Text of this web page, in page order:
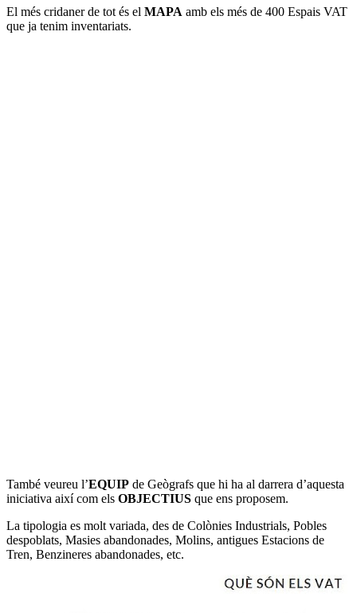
El més cridaner de tot és el MAPA amb els més de 400 Espais VAT
que ja tenim inventariats.
També veureu l’EQUIP de Geògrafs que hi ha al darrera d’aquesta
iniciativa així com els OBJECTIUS que ens proposem.
La tipologia es molt variada, des de Colònies Industrials, Pobles
despoblats, Masies abandonades, Molins, antigues Estacions de
Tren, Benzineres abandonades, etc.